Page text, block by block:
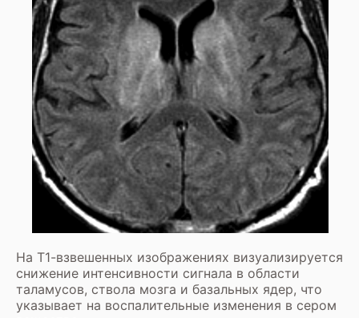
На Т1-взвешенных изображениях визуализируется
снижение интенсивности сигнала в области
таламусов, ствола мозга и базальных ядер, что
указывает на воспалительные изменения в сером